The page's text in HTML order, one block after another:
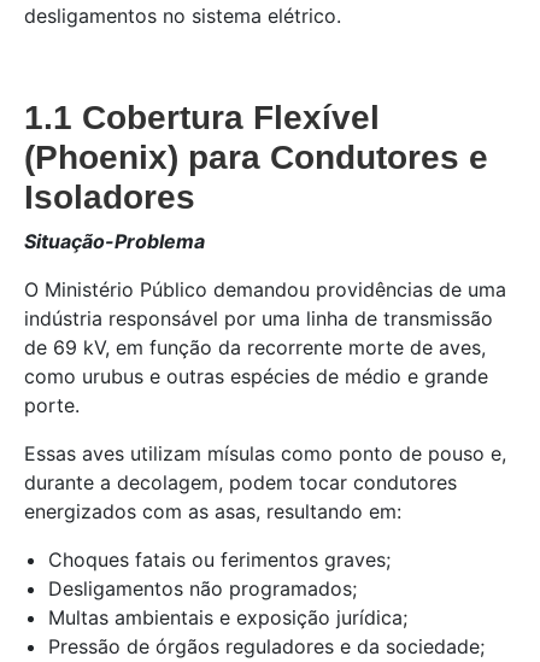
desligamentos no sistema elétrico.
1.1 Cobertura Flexível
(Phoenix) para Condutores e
Isoladores
Situação-Problema
O Ministério Público demandou providências de uma
indústria responsável por uma linha de transmissão
de 69 kV, em função da recorrente morte de aves,
como urubus e outras espécies de médio e grande
porte.
Essas aves utilizam mísulas como ponto de pouso e,
durante a decolagem, podem tocar condutores
energizados com as asas, resultando em:
Choques fatais ou ferimentos graves;
Desligamentos não programados;
Multas ambientais e exposição jurídica;
Pressão de órgãos reguladores e da sociedade;